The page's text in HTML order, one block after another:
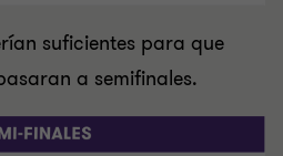
suficientes para que
a semifinales.